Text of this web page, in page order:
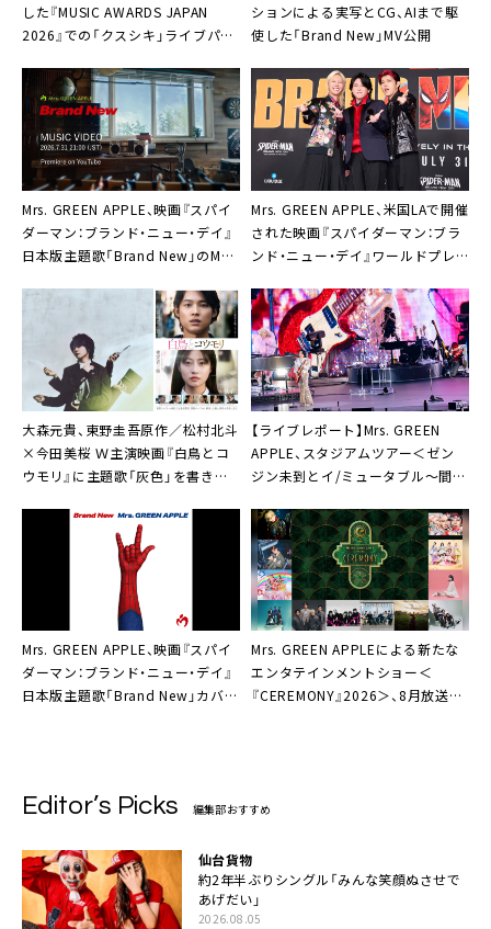
した『MUSIC AWARDS JAPAN
2026』での「クスシキ」ライブパフ
ションによる実写とCG、AIまで駆
使した「Brand New」MV公開
Mrs. GREEN APPLE、映画『スパイ
ダーマン：ブランド・ニュー・デイ』
日本版主題歌「Brand New」のMV
Mrs. GREEN APPLE、米国LAで開催
された映画『スパイダーマン：ブラ
ンド・ニュー・デイ』ワールドプレ
大森元貴、東野圭吾原作／松村北斗
×今田美桜 Ｗ主演映画『白鳥とコ
ウモリ』に主題歌「灰色」を書き下
【ライブレポート】Mrs. GREEN
APPLE、スタジアムツアー＜ゼン
ジン未到とイ/ミュータブル～間奏
高です！最高です！」
Mrs. GREEN APPLE、映画『スパイ
ダーマン：ブランド・ニュー・デイ』
日本版主題歌「Brand New」カバー
Mrs. GREEN APPLEによる新たな
エンタテインメントショー＜
『CEREMONY』2026＞、8月放送／
Editor’s Picks 編集部おすすめ
仙台貨物
約2年半ぶりシングル「みんな笑顔ぬさせで
あげだい」
2026.08.05